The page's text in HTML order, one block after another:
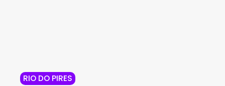
RIO DO PIRES